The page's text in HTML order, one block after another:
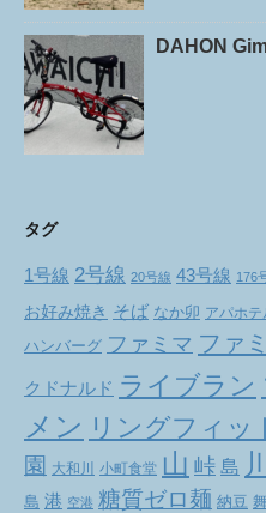
DAHON
タグ
1号線 2号線 20号線 43号線 176
お好み焼き そば なか卯 アパホテ
ハンバーグ ファミマ ファ
クドナルド ライブラン
メン リングフィッ
園
大和川 小町食堂 山 峠 島 川
島 港 空港 糖質ゼロ麺 納豆